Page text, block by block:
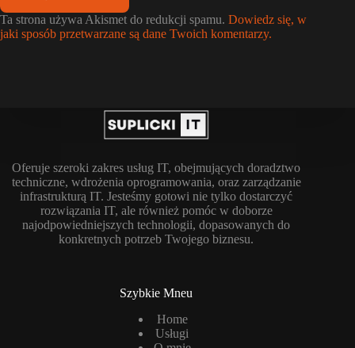
Ta strona używa Akismet do redukcji spamu. Dowiedz się, w
jaki sposób przetwarzane są dane Twoich komentarzy.
Oferuje szeroki zakres usług IT, obejmujących doradztwo
techniczne, wdrożenia oprogramowania, oraz zarządzanie
infrastrukturą IT. Jesteśmy gotowi nie tylko dostarczyć
rozwiązania IT, ale również pomóc w doborze
najodpowiedniejszych technologii, dopasowanych do
konkretnych potrzeb Twojego biznesu.
Szybkie Mneu
Home
Usługi